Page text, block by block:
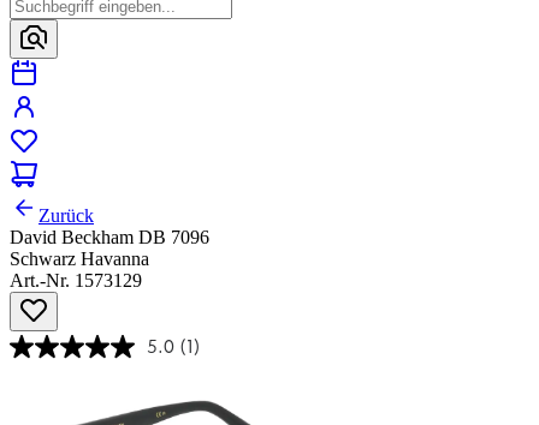
Zurück
David Beckham DB 7096
Schwarz Havanna
Art.-Nr. 1573129
5.0 (1)